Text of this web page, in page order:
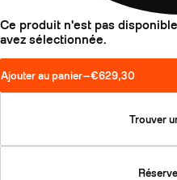
Ce produit n'est pas
avez sélectionnée.
Ajouter au panier—€629,30
Trouver